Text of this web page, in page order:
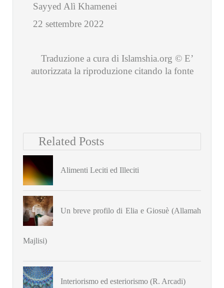
Sayyed Alì Khamenei
22 settembre 2022
Traduzione a cura di Islamshia.org © E’
autorizzata la riproduzione citando la fonte
Related Posts
Alimenti Leciti ed Illeciti
Un breve profilo di Elia e Giosuè (Allamah
Majlisi)
Interiorismo ed esteriorismo (R. Arcadi)